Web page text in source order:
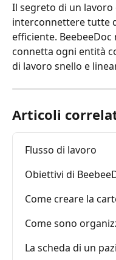
Il segreto di un
interconnettere tutte
efficiente.
connetta ogni entità
di lavoro snello e
Articoli
Flusso di lavoro
Obiettivi di
Come creare la
Come sono
La scheda di un